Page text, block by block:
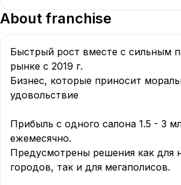
About franchise
Быстрый рост вместе с сильным
рынке с 2019 г.
Бизнес, которые приносит
удовольствие
Прибыль с одного салона 1.5 - 3
ежемесячно.
Предусмотрены решения как для
городов, так и для мегаполисов.